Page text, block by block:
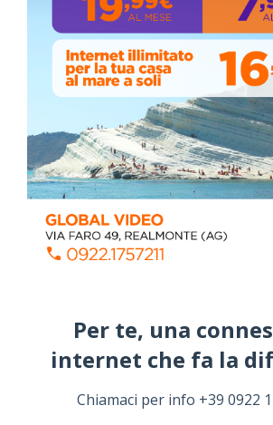
Per te, una
internet che fa la
Chiamaci per info +39 0922
ISCRIVITI AL CANALE YOUTUBE
ALMANACCO DEL GIORNO